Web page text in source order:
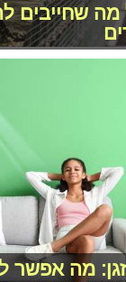
שחייבים
מה אפשר